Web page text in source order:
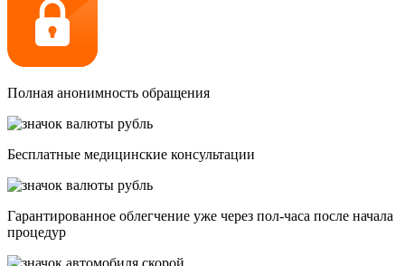
Полная анонимность обращения
Бесплатные медицинские консультации
Гарантированное облегчение уже через пол-часа после начала
процедур